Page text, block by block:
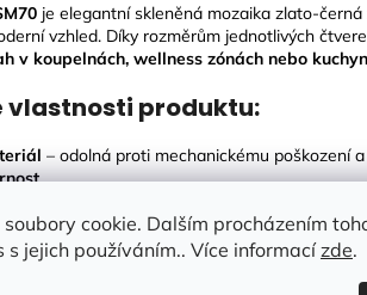
cookie. Dalším procházením
jejich používáním.. Více informacízde.
je elegantní skleněná mozaika zlato-
vzhled. Díky rozměrům jednotlivých
v koupelnách, wellness zónách nebo
vlastnosti produktu:
– odolná proti mechanickému poškození
– díky skleněnému povrchu se snadno
parametry: